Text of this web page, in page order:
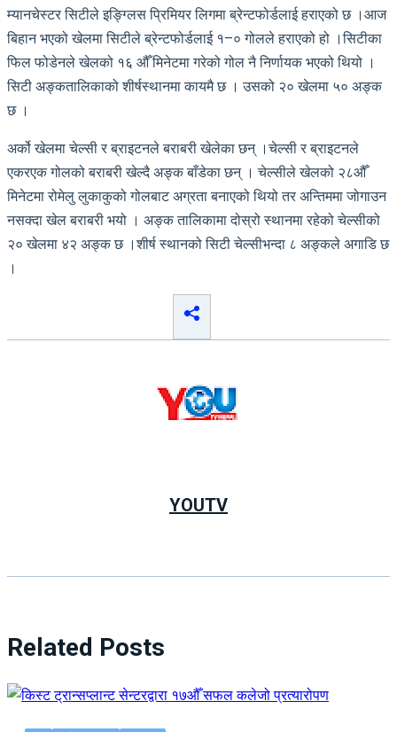
म्यानचेस्टर सिटीले इङ्ग्लिस प्रिमियर लिगमा ब्रेन्टफोर्डलाई हराएको छ ।आज
बिहान भएको खेलमा सिटीले ब्रेन्टफोर्डलाई १–० गोलले हराएको हो ।सिटीका
फिल फोडेनले खेलको १६ औँ मिनेटमा गरेको गोल नै निर्णायक भएको थियो ।
सिटी अङ्कतालिकाको शीर्षस्थानमा कायमै छ । उसको २० खेलमा ५० अङ्क
छ ।
अर्को खेलमा चेल्सी र ब्राइटनले बराबरी खेलेका छन् ।चेल्सी र ब्राइटनले
एकरएक गोलको बराबरी खेल्दै अङ्क बाँडेका छन् । चेल्सीले खेलको २८औँ
मिनेटमा रोमेलु लुकाकुको गोलबाट अग्रता बनाएको थियो तर अन्तिममा जोगाउन
नसक्दा खेल बराबरी भयो । अङ्क तालिकामा दोस्रो स्थानमा रहेको चेल्सीको
२० खेलमा ४२ अङ्क छ ।शीर्ष स्थानको सिटी चेल्सीभन्दा ८ अङ्कले अगाडि छ
।
YOUTV
Related Posts